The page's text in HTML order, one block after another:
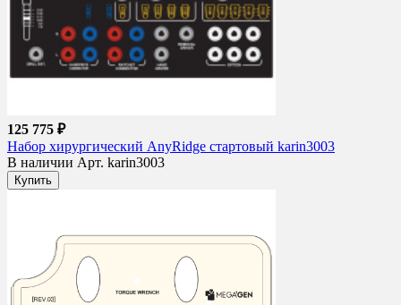
125 775 ₽
Набор хирургический AnyRidge стартовый karin3003
В наличии Арт. karin3003
Купить